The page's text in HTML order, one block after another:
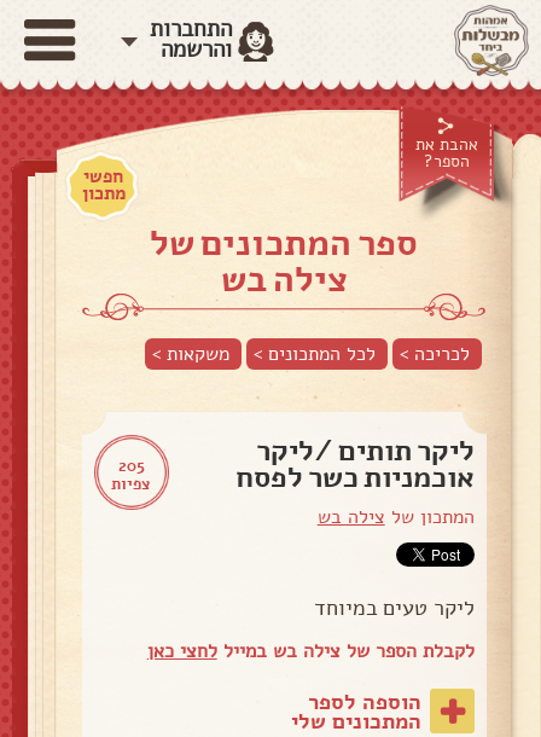
התחברות
והרשמה
אהבת את
הספר?
חפשי
מתכון
ספר המתכונים של
צילה בש
לכריכה > לכל המתכונים > משקאות>
205
צפיות
ליקר תותים /ליקר
אוכמניות כשר לפסח
המתכון של צילה בש
ליקר טעים במיוחד
לקבלת הספר של צילה בש במייללחצי כאן
הוספה לספר
המתכונים שלי